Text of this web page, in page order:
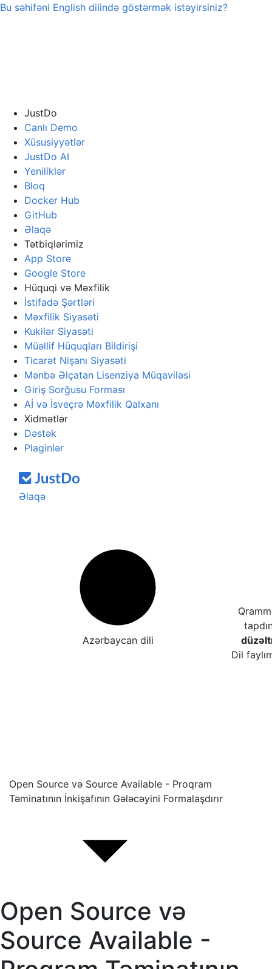
Bu səhifəni English dilində göstərmək istəyirsiniz?
JustDo
Canlı Demo
Xüsusiyyətlər
JustDo AI
Yeniliklər
Bloq
Docker Hub
GitHub
Əlaqə
Tətbiqlərimiz
App Store
Google Store
Hüquqi və Məxfilik
İstifadə Şərtləri
Məxfilik Siyasəti
Kukilər Siyasəti
Müəllif Hüquqları Bildirişi
Ticarət Nişanı Siyasəti
Mənbə Əlçatan Lisenziya Müqaviləsi
Giriş Sorğusu Forması
Aİ və İsveçrə Məxfilik Qalxanı
Xidmətlər
Dəstək
Plaginlər
Əlaqə
Azərbaycan dili
Dil
Open Source və Source Available - Proqram
Təminatının İnkişafının Gələcəyini Formalaşdırır
Open Source və
Source Available -